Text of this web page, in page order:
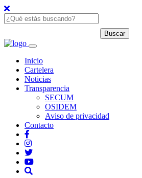
Inicio
Cartelera
Noticias
Transparencia
SECUM
OSIDEM
Aviso de privacidad
Contacto